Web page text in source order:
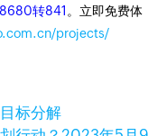
转841 。立即免费体
projects/
目标分解